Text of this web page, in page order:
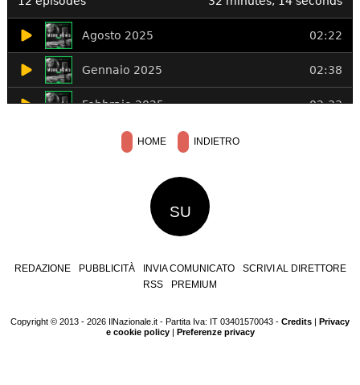
HOME INDIETRO
SU
REDAZIONE PUBBLICITÀ INVIA COMUNICATO
SCRIVI AL DIRETTORE
RSS
PREMIUM
Copyright © 2013 - 2026 IlNazionale.it - Partita Iva: IT 03401570043 - Credits | Privacy
e cookie policy| Preferenze privacy